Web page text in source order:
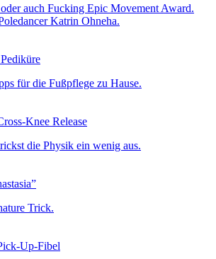
auch Fucking Epic Movement Award.
Katrin Ohneha.
für die Fußpflege zu Hause.
Knee Release
die Physik ein wenig aus.
Trick.
Up-Fibel